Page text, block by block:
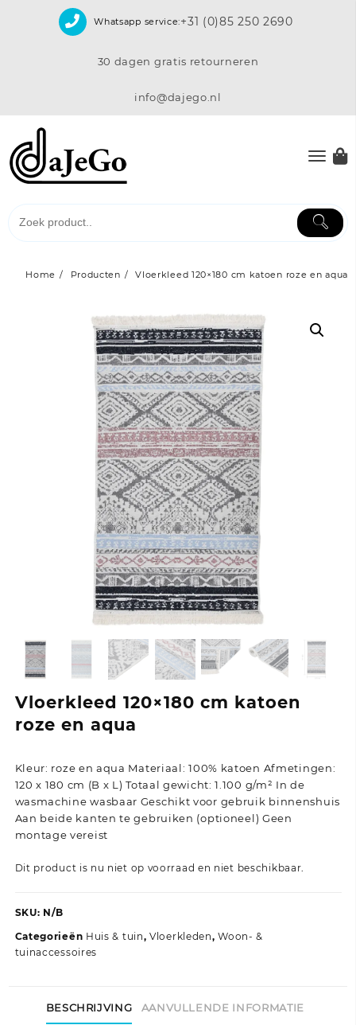
Whatsapp service:+31 (0)85 250 2690
30 dagen gratis retourneren
info@dajego.nl
Home Producten Vloerkleed 120×180 cm katoen roze en aqua
Vloerkleed 120×180 cm katoen
roze en aqua
Kleur: roze en aqua Materiaal: 100% katoen Afmetingen:
120 x 180 cm (B x L) Totaal gewicht: 1.100 g/m² In de
wasmachine wasbaar Geschikt voor gebruik binnenshuis
Aan beide kanten te gebruiken (optioneel) Geen
montage vereist
Dit product is nu niet op voorraad en niet beschikbaar.
SKU: N/B
Categorieën Huis & tuin,Vloerkleden,Woon- &
tuinaccessoires
BESCHRIJVING AANVULLENDE INFORMATIE